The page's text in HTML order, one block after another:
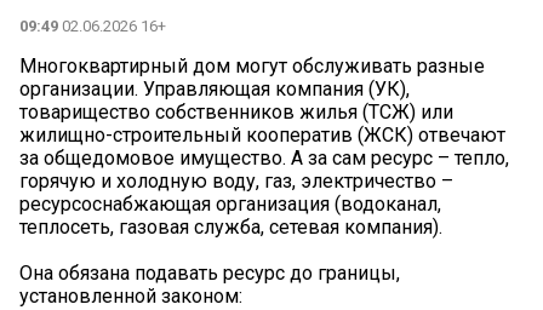
09:49 02.06.2026 16+
Многоквартирный дом могут обслуживать разные
организации. Управляющая компания (УК),
товарищество собственников жилья (ТСЖ) или
жилищно-строительный кооператив (ЖСК) отвечают
за общедомовое имущество. А за сам ресурс – тепло,
горячую и холодную воду, газ, электричество –
ресурсоснабжающая организация (водоканал,
теплосеть, газовая служба, сетевая компания).
Она обязана подавать ресурс до границы,
установленной законом: